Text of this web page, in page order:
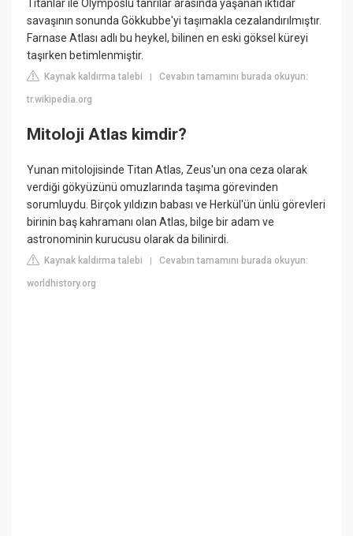
Titanlar ile Olymposlu tanrılar arasında yaşanan iktidar
savaşının sonunda Gökkubbe'yi taşımakla cezalandırılmıştır.
Farnase Atlası adlı bu heykel, bilinen en eski göksel küreyi
taşırken betimlenmiştir.
Kaynak kaldırma talebi |Cevabın tamamını burada okuyun:
tr.wikipedia.org
Mitoloji Atlas kimdir?
Yunan mitolojisinde Titan Atlas, Zeus'un ona ceza olarak
verdiği gökyüzünü omuzlarında taşıma görevinden
sorumluydu. Birçok yıldızın babası ve Herkül'ün ünlü görevleri
birinin baş kahramanı olan Atlas, bilge bir adam ve
astronominin kurucusu olarak da bilinirdi.
Kaynak kaldırma talebi |Cevabın tamamını burada okuyun:
worldhistory.org